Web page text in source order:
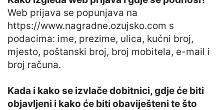
Web prijava se popunjava na
https://www.nagradne.ozujsko.com s
podacima: ime, prezime, ulica, kućni broj,
mjesto, poštanski broj, broj mobitela, e-mail i
broj računa.
Kada i kako se izvlače dobitnici, gdje će biti
objavljeni i kako će biti obaviješteni te što